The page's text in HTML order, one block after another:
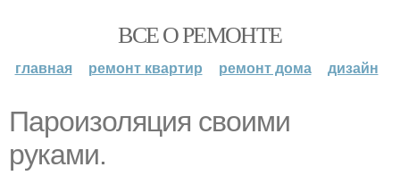
ВСЕ О РЕМОНТЕ
главная ремонт квартир ремонт дома дизайн
Пароизоляция своими
руками.